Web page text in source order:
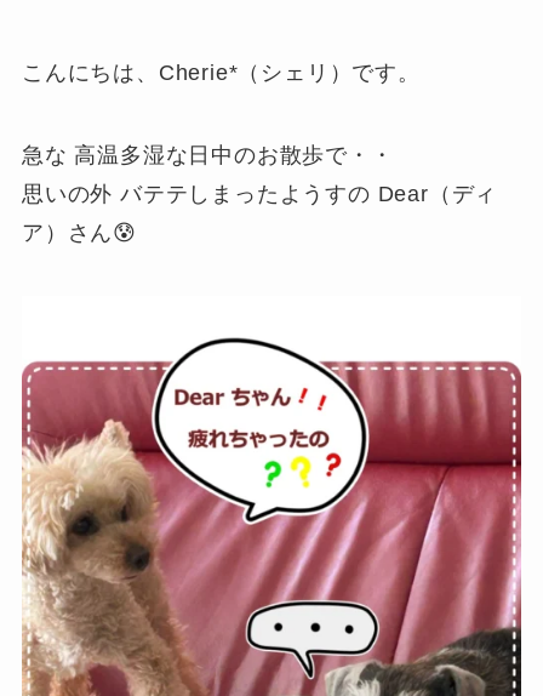
こんにちは、Cherie*（シェリ）です。
急な 高温多湿な日中のお散歩で・・
思いの外 バテテしまったようすの Dear（ディ
ア）さん😰